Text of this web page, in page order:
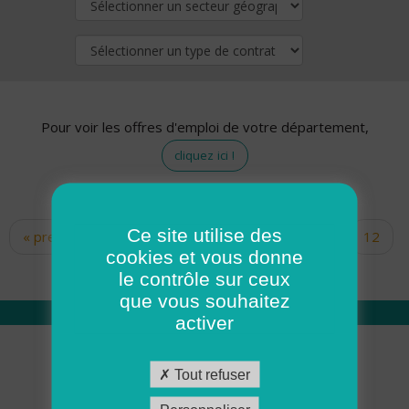
Pour voir les offres d'emploi de votre département,
cliquez ici !
Pages
« premier ‹ précédent … 10
12
14 15 16 17
Qui sommes nous
Académie ADMR
Ce site utilise des
cookies et vous donne
le contrôle sur ceux
que vous souhaitez
activer
Tout refuser